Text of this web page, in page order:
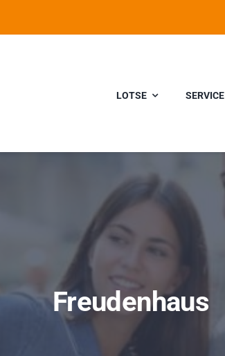
LOTSE SERVICE
Freudenhaus